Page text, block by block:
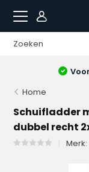
Home
Schuifladder
dubbel recht
Merk: